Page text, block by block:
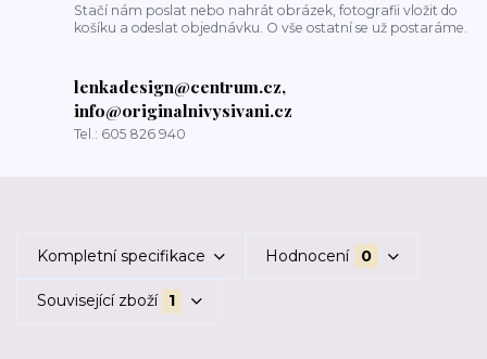
Stačí nám poslat nebo nahrát obrázek, fotografii vložit do
košíku a odeslat objednávku. O vše ostatní se už postaráme.
lenkadesign@centrum.cz,
info@originalnivysivani.cz
Tel.: 605 826 940
Kompletní specifikace Hodnocení 0
Související zboží 1